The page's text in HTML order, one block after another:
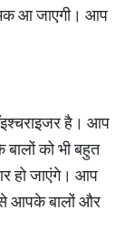
आ जाएगी। आप
है। आप
को भी बहुत
हो जाएंगे। आप
आपके बालों और